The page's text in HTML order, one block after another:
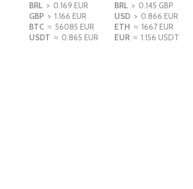
BRL > 0.169 EUR
GBP > 1.166 EUR
BTC ≈ 56085 EUR
USDT ≈ 0.865 EUR
BRL> 0.145 GBP
USD> 0.866 EUR
ETH ≈ 1667 EUR
EUR≈ 1.156 USDT